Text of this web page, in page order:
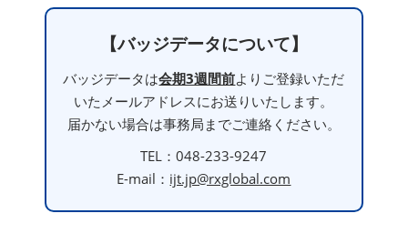
【バッジデータについて】
バッジデータは会期3週間前よりご登録いただ
いたメールアドレスにお送りいたします。
届かない場合は事務局までご連絡ください。
TEL：048-233-9247
E-mail： ijt.jp@rxglobal.com